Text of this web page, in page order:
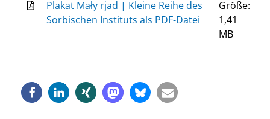
Plakat Mały rjad | Kleine Reihe des
Sorbischen Instituts als PDF-Datei
Größe:
1,41
MB